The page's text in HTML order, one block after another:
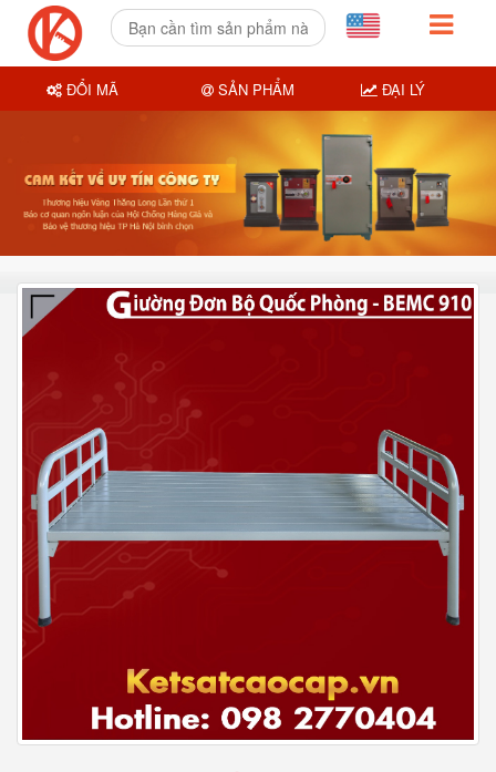
ĐỔI MÃ SẢN PHẨM ĐẠI LÝ